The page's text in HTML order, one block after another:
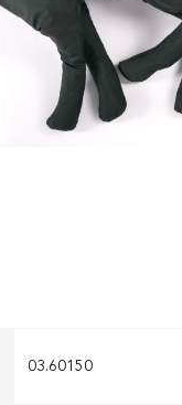
menschlichen
zu wollen.
in
ihren Hund zu
dass
03.60150